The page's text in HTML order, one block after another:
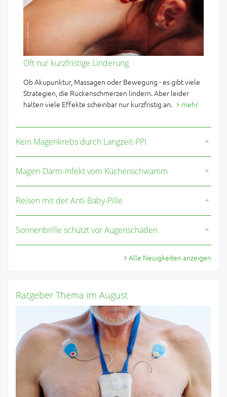
Oft nur kurzfristige Linderung
Ob Akupunktur, Massagen oder Bewegung - es gibt viele
Strategien, die Rückenschmerzen lindern. Aber leider
halten viele Effekte scheinbar nur kurzfristig an.
mehr
Kein Magenkrebs durch Langzeit-PPI
Magen-Darm-Infekt vom Küchenschwamm
Reisen mit der Anti-Baby-Pille
Sonnenbrille schützt vor Augenschäden
Alle Neuigkeiten anzeigen
Ratgeber Thema im August